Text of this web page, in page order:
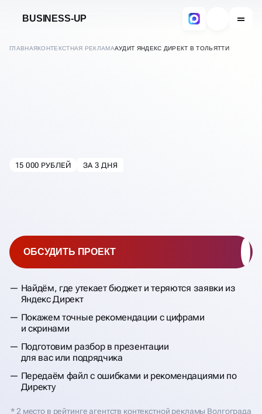
BUSINESS-UP
ГЛАВНАЯКОНТЕКСТНАЯ РЕКЛАМААУДИТ ЯНДЕКС ДИРЕКТ В ТОЛЬЯТТИ
В ЯНДЕКС ДИРЕКТ
15 000 РУБЛЕЙ ЗА 3 ДНЯ
Найдём, где утекает бюджет и теряются заявки из
Яндекс Директ
Покажем точные рекомендации с цифрами
и скринами
Подготовим разбор в презентации
для вас или подрядчика
Передаём файл с ошибками и рекомендациями по
Директу
ОБСУДИТЬ ПРОЕКТ
* 2 место в рейтинге агентств контекстной рекламы Волгограда